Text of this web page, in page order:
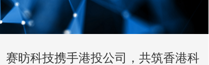
边缘计算
数据中心
资源与支持
赛昉科技携手港投公司，共筑香港科